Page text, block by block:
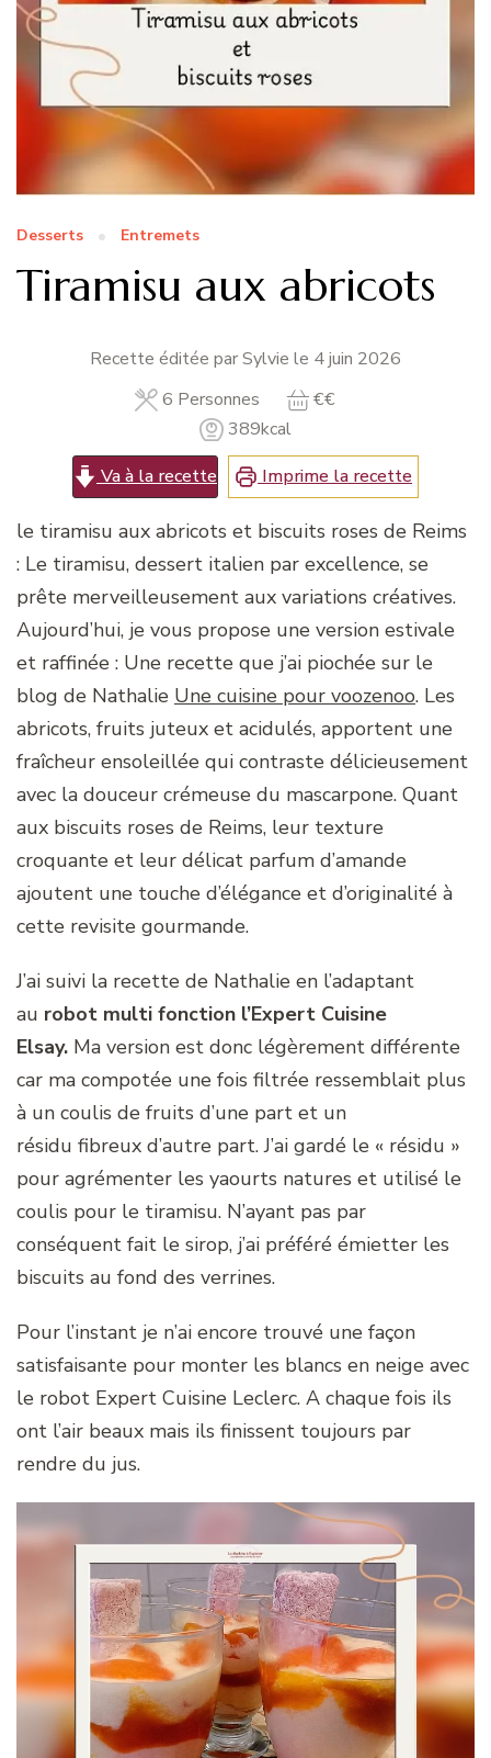
Desserts Entremets
Tiramisu aux abricots
Recette éditée par Sylvie le 4 juin 2026
6 Personnes
€€
389kcal
Va à la recette
Imprime la recette
le tiramisu aux abricots et biscuits roses de Reims
: Le tiramisu, dessert italien par excellence, se
prête merveilleusement aux variations créatives.
Aujourd’hui, je vous propose une version estivale
et raffinée : Une recette que j’ai piochée sur le
blog de Nathalie Une cuisine pour voozenoo. Les
abricots, fruits juteux et acidulés, apportent une
fraîcheur ensoleillée qui contraste délicieusement
avec la douceur crémeuse du mascarpone. Quant
aux biscuits roses de Reims, leur texture
croquante et leur délicat parfum d’amande
ajoutent une touche d’élégance et d’originalité à
cette revisite gourmande.
J’ai suivi la recette de Nathalie en l’adaptant
au robot multi fonction l’Expert Cuisine
Elsay. Ma version est donc légèrement différente
car ma compotée une fois filtrée ressemblait plus
à un coulis de fruits d’une part et un
résidu fibreux d’autre part. J’ai gardé le « résidu »
pour agrémenter les yaourts natures et utilisé le
coulis pour le tiramisu. N’ayant pas par
conséquent fait le sirop, j’ai préféré émietter les
biscuits au fond des verrines.
Pour l’instant je n’ai encore trouvé une façon
satisfaisante pour monter les blancs en neige avec
le robot Expert Cuisine Leclerc. A chaque fois ils
ont l’air beaux mais ils finissent toujours par
rendre du jus.